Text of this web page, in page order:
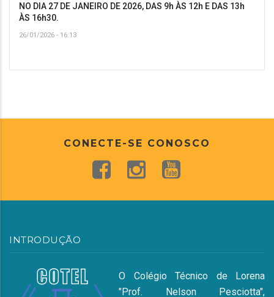
NO DIA 27 DE JANEIRO DE 2026, DAS 9h ÀS 12h E DAS 13h
ÀS 16h30.
26/01/2026 - 16:13
CONECTE-SE CONOSCO
INTRODUÇÃO
O Colégio Técnico de Lorena
"Prof. Nelson Pesciotta",